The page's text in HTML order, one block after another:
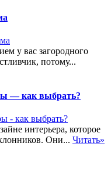
у вас загородного
потому...
— как выбрать?
интерьера, которое
Они... Читать»